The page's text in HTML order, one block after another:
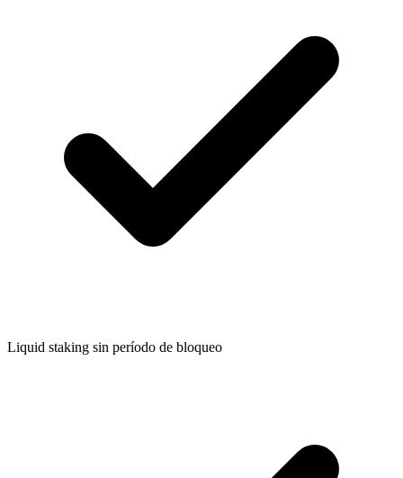
Liquid staking sin período de bloqueo